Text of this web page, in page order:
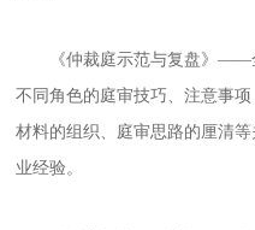
《仲裁庭示范与复盘》
不同角色的庭审技巧、注意事
材料的组织、庭审思路的厘清
业经验。